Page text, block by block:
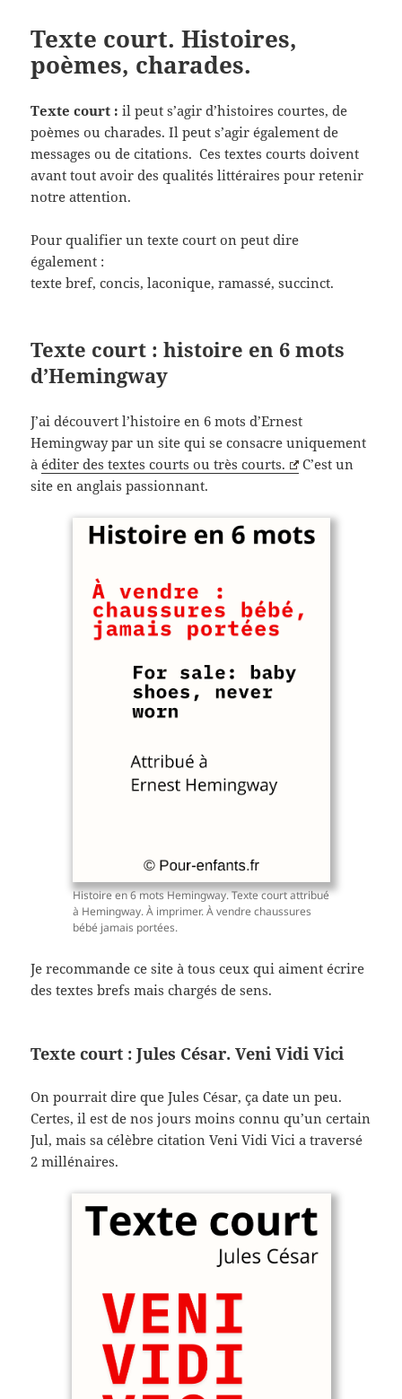
Texte court. Histoires,
poèmes, charades.
Texte court : il peut s’agir d’histoires courtes, de
poèmes ou charades. Il peut s’agir également de
messages ou de citations. Ces textes courts doivent
avant tout avoir des qualités littéraires pour retenir
notre attention.
Pour qualifier un texte court on peut dire
également :
texte bref, concis, laconique, ramassé, succinct.
Texte court : histoire en 6 mots
d’Hemingway
J’ai découvert l’histoire en 6 mots d’Ernest
Hemingway par un site qui se consacre uniquement
àéditer des textes courts ou très courts.
C’est un
site en anglais passionnant.
Histoire en 6 mots Hemingway. Texte court attribué
à Hemingway. À imprimer. À vendre chaussures
bébé jamais portées.
Je recommande ce site à tous ceux qui aiment écrire
des textes brefs mais chargés de sens.
Texte court : Jules César. Veni Vidi Vici
On pourrait dire que Jules César, ça date un peu.
Certes, il est de nos jours moins connu qu’un certain
Jul, mais sa célèbre citation Veni Vidi Vici a traversé
2 millénaires.